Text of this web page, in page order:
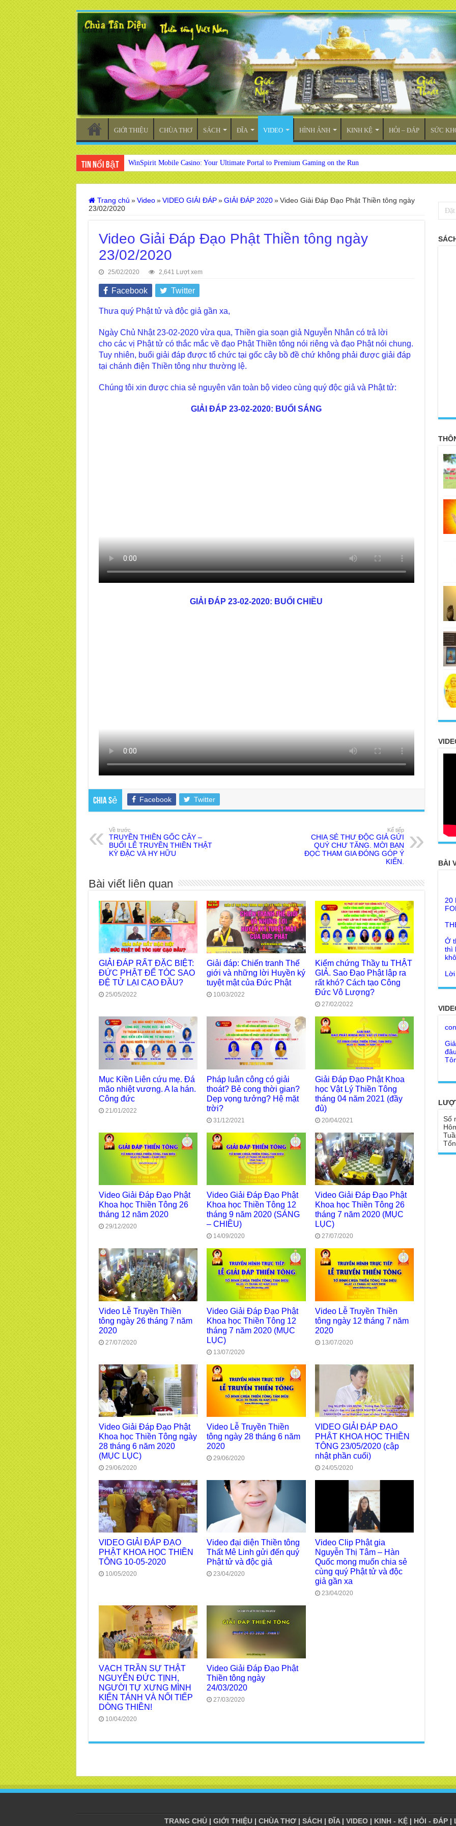
GIỚI THIỆU CHÙA THƠ SÁCH ĐĨA VIDEO HÌNH ẢNH KINH KỆ HỎI – ĐÁP SỨC
Tin nổi bật WinSpirit Mobile Casino: Your Ultimate Portal to Premium Gaming on the Run
Trang chủ » Video » VIDEO GIẢI ĐÁP » GIẢI ĐÁP 2020 » Video Giải Đáp Đạo Phật Thiền tông ngày
23/02/2020
Video Giải Đáp Đạo Phật Thiền tông ngày
23/02/2020
25/02/2020 2,641 Lượt xem
Facebook Twitter
Thưa quý Phật tử và độc giả gần xa,
Ngày Chủ Nhật 23-02-2020 vừa qua, Thiền gia soạn giả Nguyễn Nhân có trả lời
cho các vị Phật tử có thắc mắc về đạo Phật Thiền tông nói riêng và đạo Phật nói chung.
Tuy nhiên, buổi giải đáp được tổ chức tại gốc cây bồ đề chứ không phải được giải đáp
tại chánh điện Thiền tông như thường lệ.
Chúng tôi xin được chia sẻ nguyên văn toàn bộ video cùng quý độc giả và Phật tử:
GIẢI ĐÁP 23-02-2020: BUỔI SÁNG
GIẢI ĐÁP 23-02-2020: BUỔI CHIỀU
Chia sẻ Facebook Twitter
Về trước
TRUYỀN THIỀN GỐC CÂY –
BUỔI LỄ TRUYỀN THIỀN THẬT
KỲ ĐẶC VÀ HY HỮU
Kế tiếp
CHIA SẺ THƯ ĐỘC GIẢ GỬI
QUÝ CHƯ TĂNG. MỜI BẠN
ĐỌC THAM GIA ĐÓNG GÓP Ý
KIẾN.
Bài viết liên quan
GIẢI ĐÁP RẤT ĐẶC BIỆT:
ĐỨC PHẬT ĐỂ TÓC SAO
ĐỆ TỬ LẠI CẠO ĐẦU?
25/05/2022
Giải đáp: Chiến tranh Thế
giới và những lời Huyền ký
tuyệt mật của Đức Phật
10/03/2022
Kiểm chứng Thầy tu THẬT
GIẢ. Sao Đạo Phật lập ra
rất khó? Cách tạo Công
Đức Vô Lượng?
27/02/2022
Mục Kiền Liên cứu mẹ. Đá
mão nhiệt vương. A la hán.
Công đức
21/01/2022
Pháp luân công có giải
thoát? Bẻ cong thời gian?
Dẹp vọng tưởng? Hệ mặt
trời?
31/12/2021
Giải Đáp Đạo Phật Khoa
học Vật Lý Thiền Tông
tháng 04 năm 2021 (đầy
đủ)
20/04/2021
Video Giải Đáp Đạo Phật
Khoa học Thiền Tông 26
tháng 12 năm 2020
29/12/2020
Video Giải Đáp Đạo Phật
Khoa học Thiền Tông 12
tháng 9 năm 2020 (SÁNG
– CHIỀU)
14/09/2020
Video Giải Đáp Đạo Phật
Khoa học Thiền Tông 26
tháng 7 năm 2020 (MỤC
LỤC)
27/07/2020
Video Lễ Truyền Thiền
tông ngày 26 tháng 7 năm
2020
27/07/2020
Video Giải Đáp Đạo Phật
Khoa học Thiền Tông 12
tháng 7 năm 2020 (MỤC
LỤC)
13/07/2020
Video Lễ Truyền Thiền
tông ngày 12 tháng 7 năm
2020
13/07/2020
Video Giải Đáp Đạo Phật
Khoa học Thiền Tông ngày
28 tháng 6 năm 2020
(MỤC LỤC)
29/06/2020
Video Lễ Truyền Thiền
tông ngày 28 tháng 6 năm
2020
29/06/2020
VIDEO GIẢI ĐÁP ĐẠO
PHẬT KHOA HỌC THIỀN
TÔNG 23/05/2020 (cập
nhật phần cuối)
24/05/2020
VIDEO GIẢI ĐÁP ĐẠO
PHẬT KHOA HỌC THIỀN
TÔNG 10-05-2020
10/05/2020
Video đại diện Thiền tông
Thất Mê Linh gửi đến quý
Phật tử và độc giả
23/04/2020
Video Clip Phật gia
Nguyễn Thị Tâm – Hàn
Quốc mong muốn chia sẻ
cùng quý Phật tử và độc
giả gần xa
23/04/2020
VẠCH TRẦN SỰ THẬT
NGUYỄN ĐỨC TỊNH,
NGƯỜI TỰ XƯNG MÌNH
KIẾN TÁNH VÀ NỐI TIẾP
DÒNG THIỀN!
10/04/2020
Video Giải Đáp Đạo Phật
Thiền tông ngày
24/03/2020
27/03/2020
BÀI
Ở
thì
tu
Tổ
Tu
gìn
Số
TRANG CHỦ | GIỚI THIỆU | CHÙA THƠ | SÁCH | ĐĨA| VIDEO | KINH - KỆ | HỎI - ĐÁP |